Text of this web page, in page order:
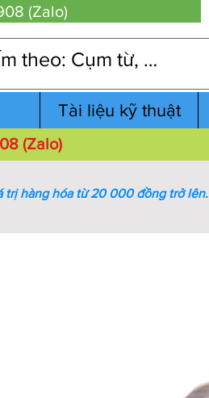
(Zalo)
Tài liệu kỹ thuật
(Zalo)
trị hàng hóa từ 20 000 đồng trở lên.